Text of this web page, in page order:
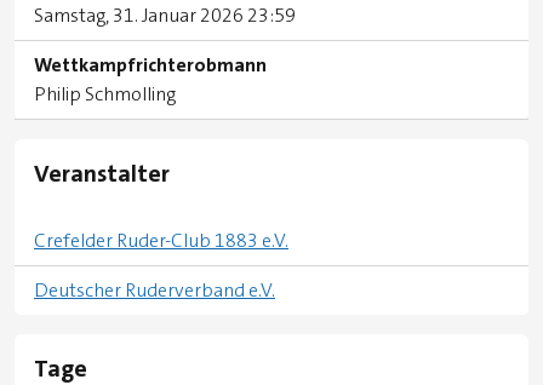
Samstag, 31. Januar 2026 23:59
Wettkampfrichterobmann
Philip Schmolling
Veranstalter
Crefelder Ruder-Club 1883 e.V.
Deutscher Ruderverband e.V.
Tage